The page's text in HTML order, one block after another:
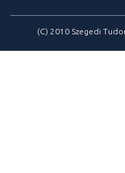
(C) 2010 Szegedi